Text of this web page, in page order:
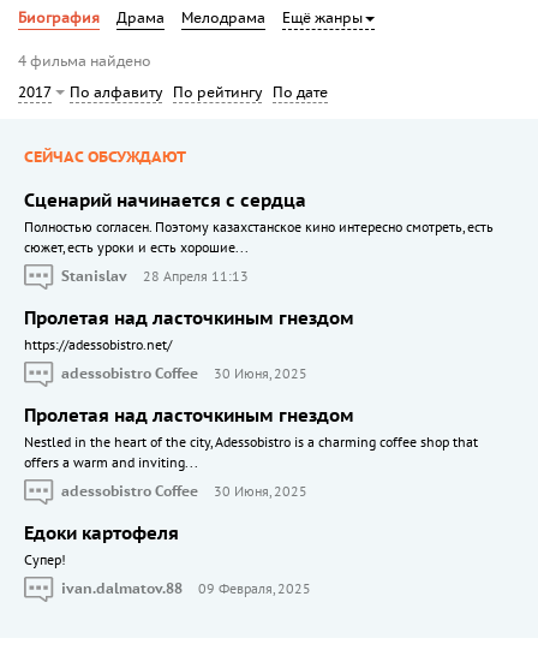
Биография Драма Мелодрама Ещё жанры
4 фильма найдено
2017
По алфавиту По рейтингу По дате
СЕЙЧАС ОБСУЖДАЮТ
Сценарий начинается с сердца
Полностью согласен. Поэтому казахстанское кино интересно смотреть, есть
сюжет, есть уроки и есть хорошие...
Stanislav
28 Апреля 11:13
Пролетая над ласточкиным гнездом
https://adessobistro.net/
adessobistro Coffee
30 Июня, 2025
Пролетая над ласточкиным гнездом
Nestled in the heart of the city, Adessobistro is a charming coffee shop that
offers a warm and inviting...
adessobistro Coffee
30 Июня, 2025
Едоки картофеля
Cупер!
ivan.dalmatov.88
09 Февраля, 2025